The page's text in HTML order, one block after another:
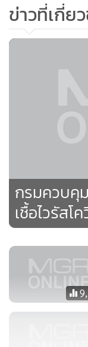
ข่าวที่เกี่ย
กรมควบคุ
เชื้อไวรัสโ